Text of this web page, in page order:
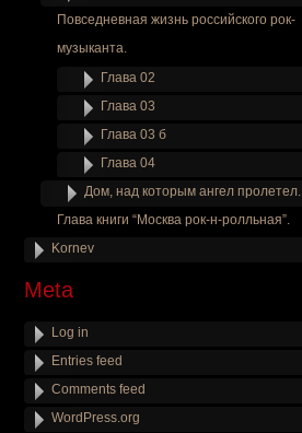
Повседневная жизнь российского рок-
музыканта.
Глава 02
Глава 03
Глава 03 б
Глава 04
Дом, над которым ангел пролетел.
Глава книги “Москва рок-н-ролльная”.
Kornev
Meta
Log in
Entries feed
Comments feed
WordPress.org